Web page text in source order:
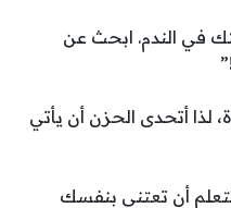
في الندم. ابحث عن
لذا أتحدى الحزن أن يأتي
أن تعتني بنفسك